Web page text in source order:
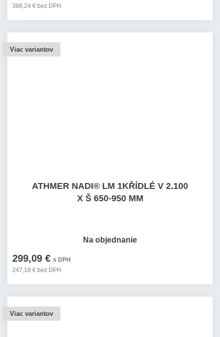
366,24 € bez DPH
Viac variantov
ATHMER NADI® LM 1KŘÍDLÉ V 2.100
X Š 650-950 MM
299,09 € s DPH
247,18 € bez DPH
Na objednanie
Viac variantov